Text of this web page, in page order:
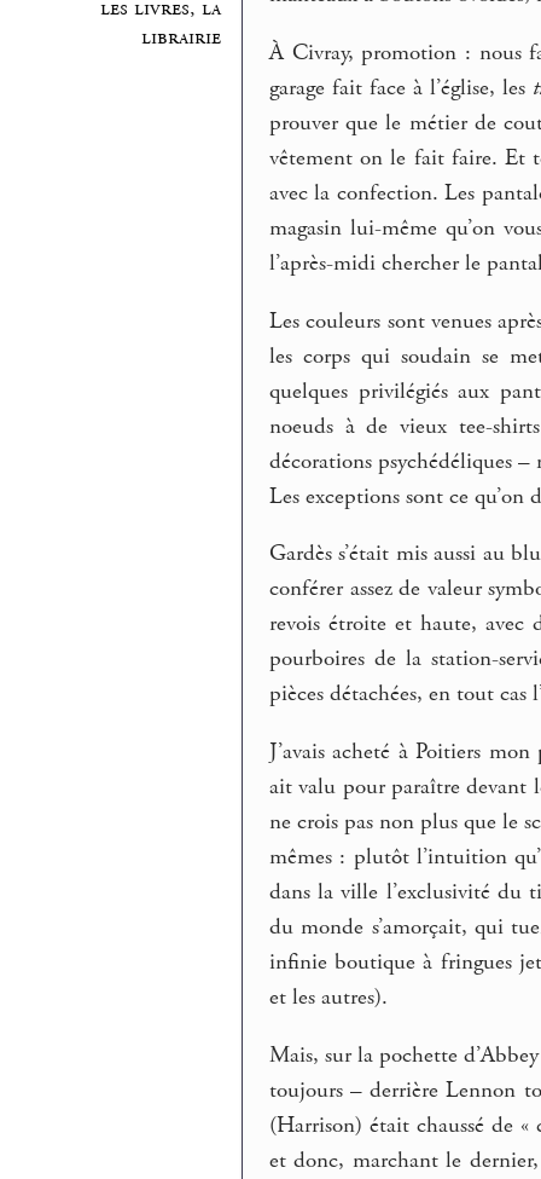
les livres, la
librairie
À Civray, promotion : nous
garage fait face à l’église, les
prouver que le métier de
vêtement on le fait faire. Et
avec la confection. Les
magasin lui-même qu’on
l’après-midi chercher le
Les couleurs sont venues
les corps qui soudain se
quelques privilégiés aux
noeuds à de vieux tee-
décorations psychédéliques
Les exceptions sont ce
Gardès s’était mis aussi au
conférer assez de valeur
revois étroite et haute, avec
pourboires de la station-
pièces détachées, en tout cas
J’avais acheté à Poitiers
ait valu pour paraître devant
ne crois pas non plus que le
mêmes : plutôt l’intuition
dans la ville l’exclusivité du
du monde s’amorçait, qui
infinie boutique à fringues
et les autres).
Mais, sur la pochette
toujours – derrière Lennon
(Harrison) était chaussé de
et donc, marchant le